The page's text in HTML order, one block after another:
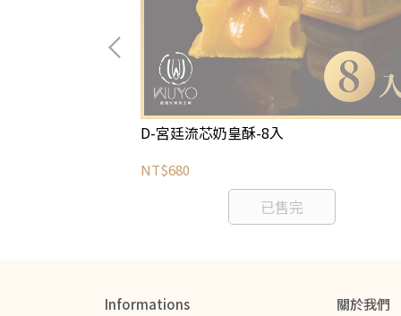
D-宮廷流芯奶皇酥-8入
NT$680
已售完
Informations 關於我們